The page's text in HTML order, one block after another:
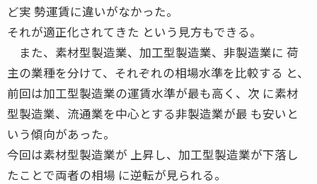
ど実 勢運賃に違いがなかった。
それが適正化されてきた という見方もできる。
また、素材型製造業、加工型製造業、非製造業に 荷
主の業種を分けて、それぞれの相場水準を比較する と、
前回は加工型製造業の運賃水準が最も高く、次 に素材
型製造業、流通業を中心とする非製造業が最 も安いと
いう傾向があった。
今回は素材型製造業が 上昇し、加工型製造業が下落し
たことで両者の相場 に逆転が見られる。